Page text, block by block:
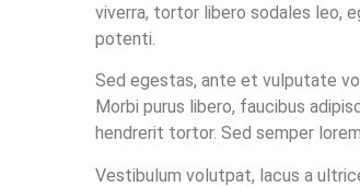
viverra, tortor libero sodales leo,
potenti.
Sed egestas, ante et vulputate
Morbi purus libero, faucibus
hendrerit tortor. Sed semper
Vestibulum volutpat, lacus a